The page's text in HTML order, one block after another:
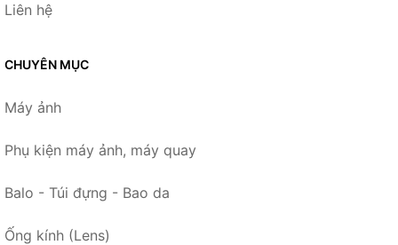
Liên hệ
CHUYÊN MỤC
Máy ảnh
Phụ kiện máy ảnh, máy quay
Balo - Túi đựng - Bao da
Ống kính (Lens)